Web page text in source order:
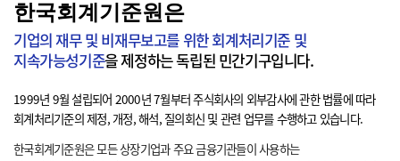
한국회계기준원은
기업의 재무 및 비재무보고를 위한 회계처리기준 및
지속가능성기준을 제정하는 독립된 민간기구입니다.
1999년 9월 설립되어 2000년 7월부터 주식회사의 외부감사에 관한 법률에 따라
회계처리기준의 제정, 개정, 해석, 질의회신 및 관련 업무를 수행하고 있습니다.
한국회계기준원은 모든 상장기업과 주요 금융기관들이 사용하는